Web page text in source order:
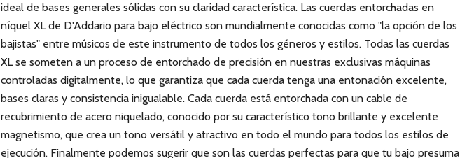
ideal de bases generales sólidas con su claridad característica. Las cuerdas entorchadas en
níquel XL de D'Addario para bajo eléctrico son mundialmente conocidas como "la opción de los
bajistas" entre músicos de este instrumento de todos los géneros y estilos. Todas las cuerdas
XL se someten a un proceso de entorchado de precisión en nuestras exclusivas máquinas
controladas digitalmente, lo que garantiza que cada cuerda tenga una entonación excelente,
bases claras y consistencia inigualable. Cada cuerda está entorchada con un cable de
recubrimiento de acero niquelado, conocido por su característico tono brillante y excelente
magnetismo, que crea un tono versátil y atractivo en todo el mundo para todos los estilos de
ejecución. Finalmente podemos sugerir que son las cuerdas perfectas para que tu bajo presuma